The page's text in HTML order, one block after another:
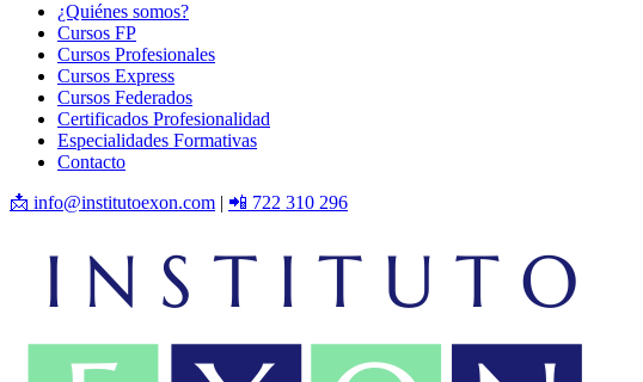
¿Quiénes somos?
Cursos FP
Cursos Profesionales
Cursos Express
Cursos Federados
Certificados Profesionalidad
Especialidades Formativas
Contacto
📩 info@institutoexon.com | 📲 722 310 296